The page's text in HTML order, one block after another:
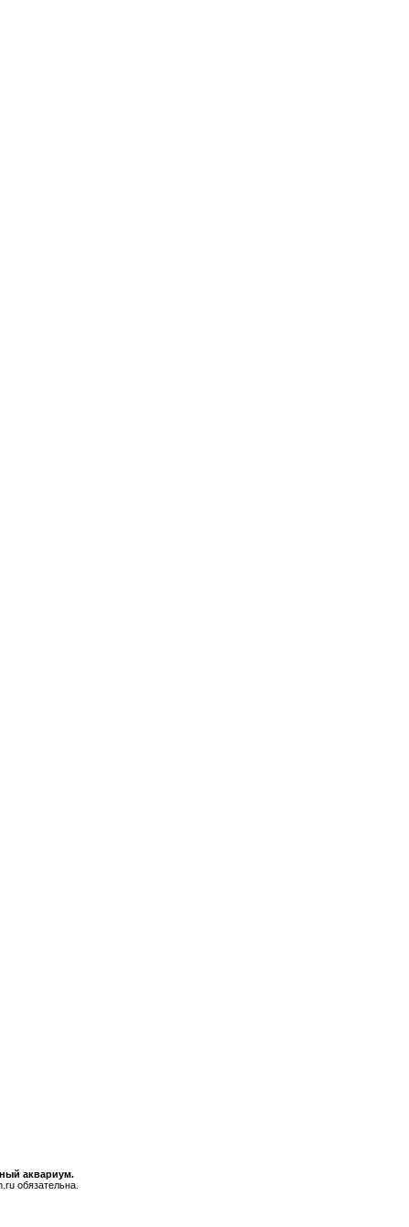
аквариум.
обязательна.